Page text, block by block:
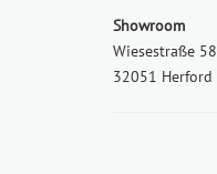
Showroom
Wiesestraße 58
32051 Herford